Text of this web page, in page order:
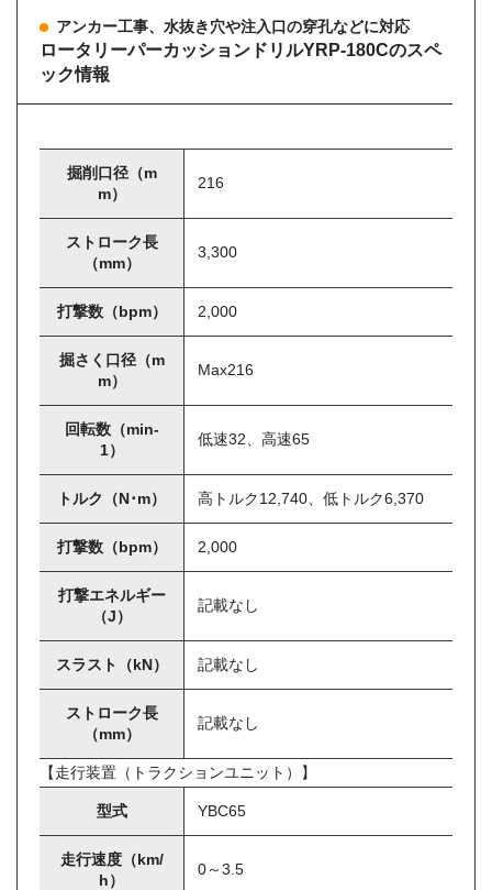
アンカー工事、水抜き穴や注入口の穿孔などに対応
ロータリーパーカッションドリルYRP-180Cのスペ
ック情報
掘削口径（m
m）
216
ストローク長
（mm）
3,300
打撃数（bpm） 2,000
掘さく口径（m
m）
Max216
回転数（min-
1）
低速32、高速65
トルク（N･m） 高トルク12,740、低トルク6,370
打撃数（bpm） 2,000
打撃エネルギー
（J）
記載なし
スラスト（kN） 記載なし
ストローク長
（mm）
記載なし
【走行装置（トラクションユニット）】
型式 YBC65
走行速度（km/
h）
0～3.5